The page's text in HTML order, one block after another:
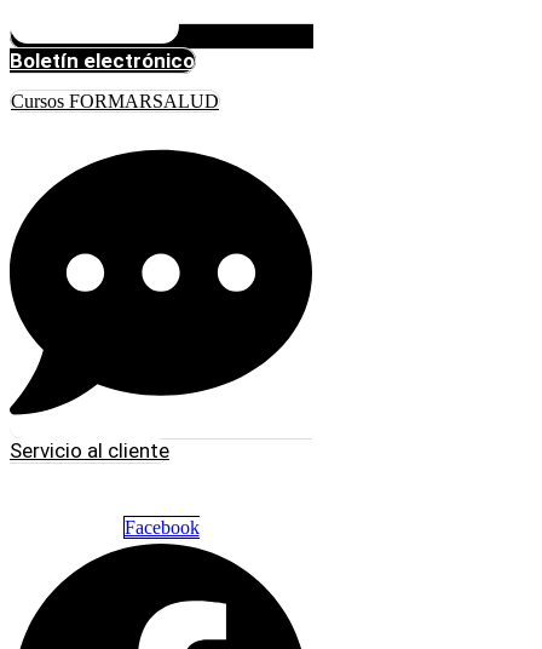
Boletín electrónico
Cursos FORMARSALUD
Servicio al cliente
Facebook